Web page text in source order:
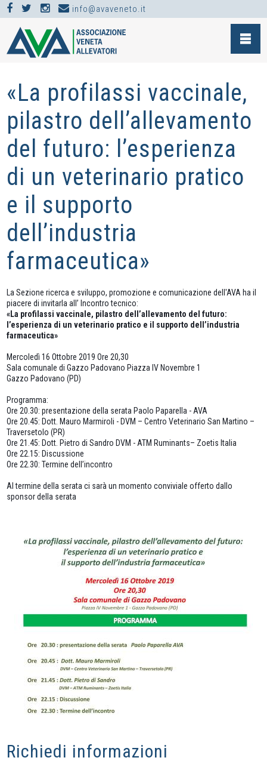
info@avaveneto.it
NEWS >EVENTI >
«LA PROFILASSI VACCINALE, PILASTRO DELL’ALLEVAMENTO
DEL FUTURO: L’ESPERIENZA DI UN VETERINARIO PRATICO E IL
SUPPORTO DELL’INDUSTRIA FARMACEUTICA»
«La profilassi vaccinale,
pilastro dell’allevamento
del futuro: l’esperienza
di un veterinario pratico
e il supporto
dell’industria
farmaceutica»
La Sezione ricerca e sviluppo, promozione e comunicazione dell'AVA ha il
piacere di invitarla all’ Incontro tecnico:
«La profilassi vaccinale, pilastro dell’allevamento del futuro:
l’esperienza di un veterinario pratico e il supporto dell’industria
farmaceutica»
Mercoledì 16 Ottobre 2019 Ore 20,30
Sala comunale di Gazzo Padovano Piazza IV Novembre 1
Gazzo Padovano (PD)
Programma:
Ore 20.30: presentazione della serata Paolo Paparella - AVA
Ore 20.45: Dott. Mauro Marmiroli - DVM – Centro Veterinario San Martino –
Traversetolo (PR)
Ore 21.45: Dott. Pietro di Sandro DVM - ATM Ruminants– Zoetis Italia
Ore 22.15: Discussione
Ore 22.30: Termine dell’incontro
Al termine della serata ci sarà un momento conviviale offerto dallo
sponsor della serata
Richiedi informazioni